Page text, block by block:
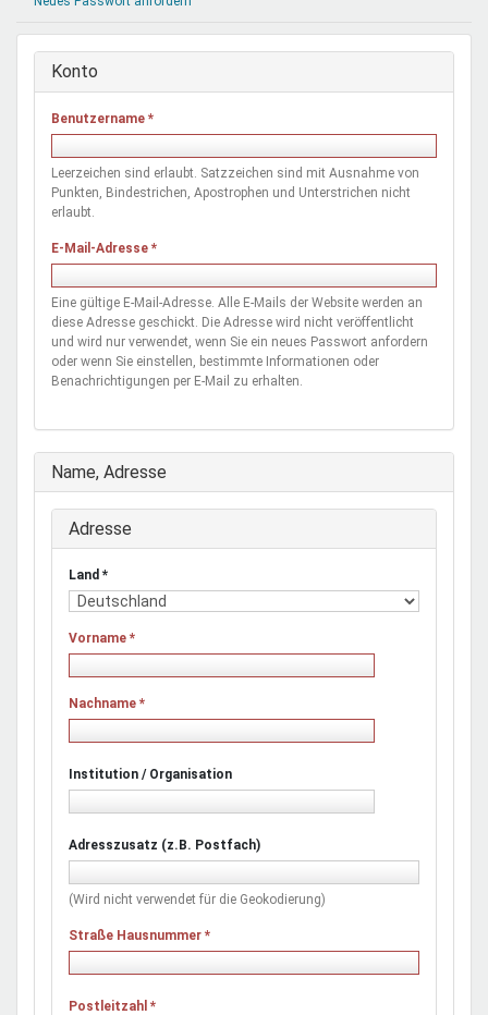
Schule & Beruf
Demokratie & Beteiligung
Konto
Benutzername *
Leerzeichen sind erlaubt. Satzzeichen sind mit Ausnahme von
Punkten, Bindestrichen, Apostrophen und Unterstrichen nicht
erlaubt.
E-Mail-Adresse *
Eine gültige E-Mail-Adresse. Alle E-Mails der Website werden an
diese Adresse geschickt. Die Adresse wird nicht veröffentlicht
und wird nur verwendet, wenn Sie ein neues Passwort anfordern
oder wenn Sie einstellen, bestimmte Informationen oder
Benachrichtigungen per E-Mail zu erhalten.
Ausblenden
Name, Adresse
Adresse
Land *
Vorname *
Nachname *
Institution / Organisation
Adresszusatz (z.B. Postfach)
(Wird nicht verwendet für die Geokodierung)
Straße Hausnummer *
Postleitzahl *